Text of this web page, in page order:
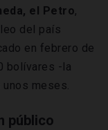
el Petro,
del país
en febrero de
bolívares -la
unos meses.
público